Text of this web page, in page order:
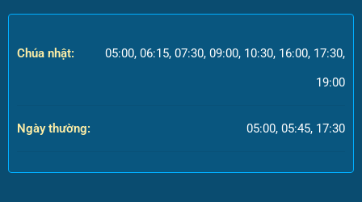
Chúa nhật:
05:00, 06:15, 07:30, 09:00, 10:30, 16:00, 17:30,
19:00
Ngày thường: 05:00, 05:45, 17:30